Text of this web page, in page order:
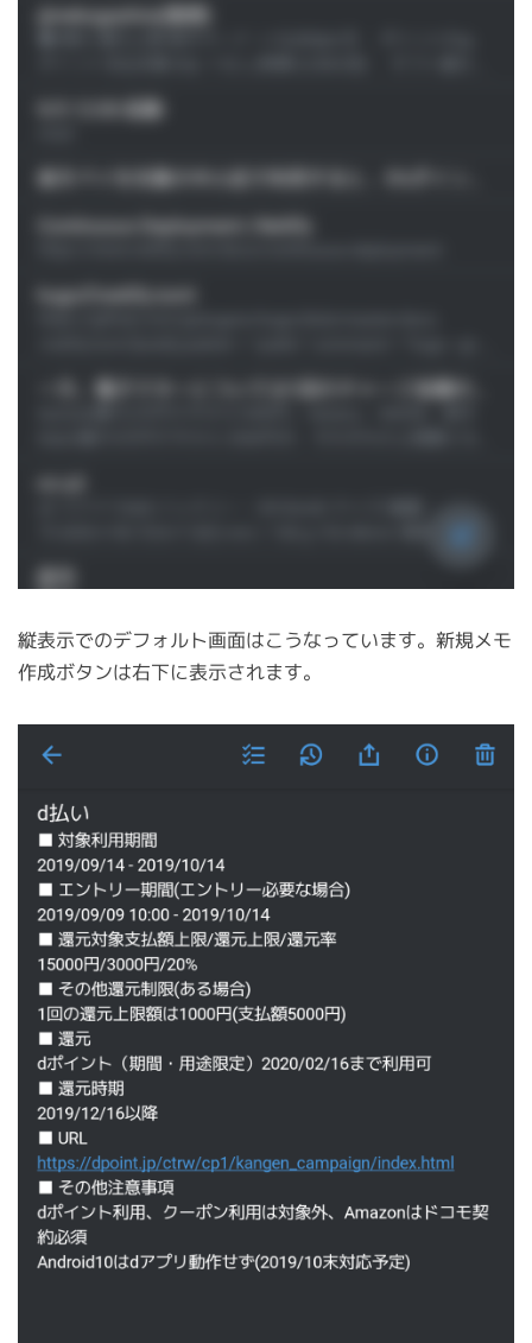
縦表示でのデフォルト画面はこうなっています。新規メモ
作成ボタンは右下に表示されます。